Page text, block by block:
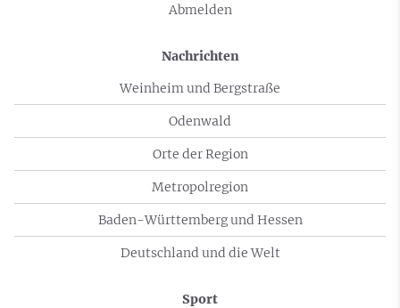
Abmelden
Nachrichten
Weinheim und Bergstraße
Odenwald
Orte der Region
Metropolregion
Baden-Württemberg und Hessen
Deutschland und die Welt
Sport